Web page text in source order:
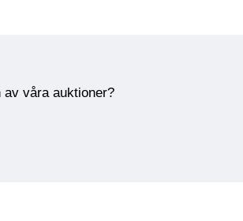
av våra auktioner?